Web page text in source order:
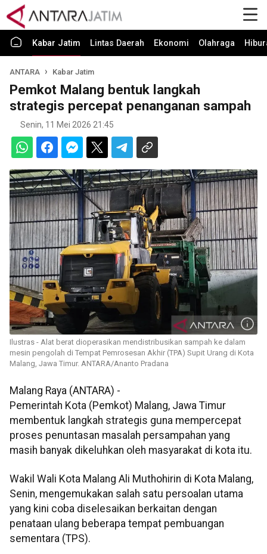
Kabar Jatim Lintas Daerah Ekonomi Olahraga
ANTARA Kabar Jatim
Pemkot Malang bentuk langkah
strategis percepat penanganan sampah
Senin, 11 Mei 2026 21:45
Ilustras - Alat berat dioperasikan mendistribusikan sampah ke dalam
mesin pengolah di Tempat Pemrosesan Akhir (TPA) Supit Urang di Kota
Malang, Jawa Timur. ANTARA/Ananto Pradana
Malang Raya (ANTARA) -
Pemerintah Kota (Pemkot) Malang, Jawa Timur
membentuk langkah strategis guna mempercepat
proses penuntasan masalah persampahan yang
masih banyak dikeluhkan oleh masyarakat di kota itu.
Wakil Wali Kota Malang Ali Muthohirin di Kota Malang,
Senin, mengemukakan salah satu persoalan utama
yang kini coba diselesaikan berkaitan dengan
penataan ulang beberapa tempat pembuangan
sementara (TPS).